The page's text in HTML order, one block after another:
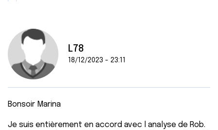
L78
18/12/2023 - 23:11
Bonsoir Marina
Je suis entièrement en accord avec l analyse de Rob.